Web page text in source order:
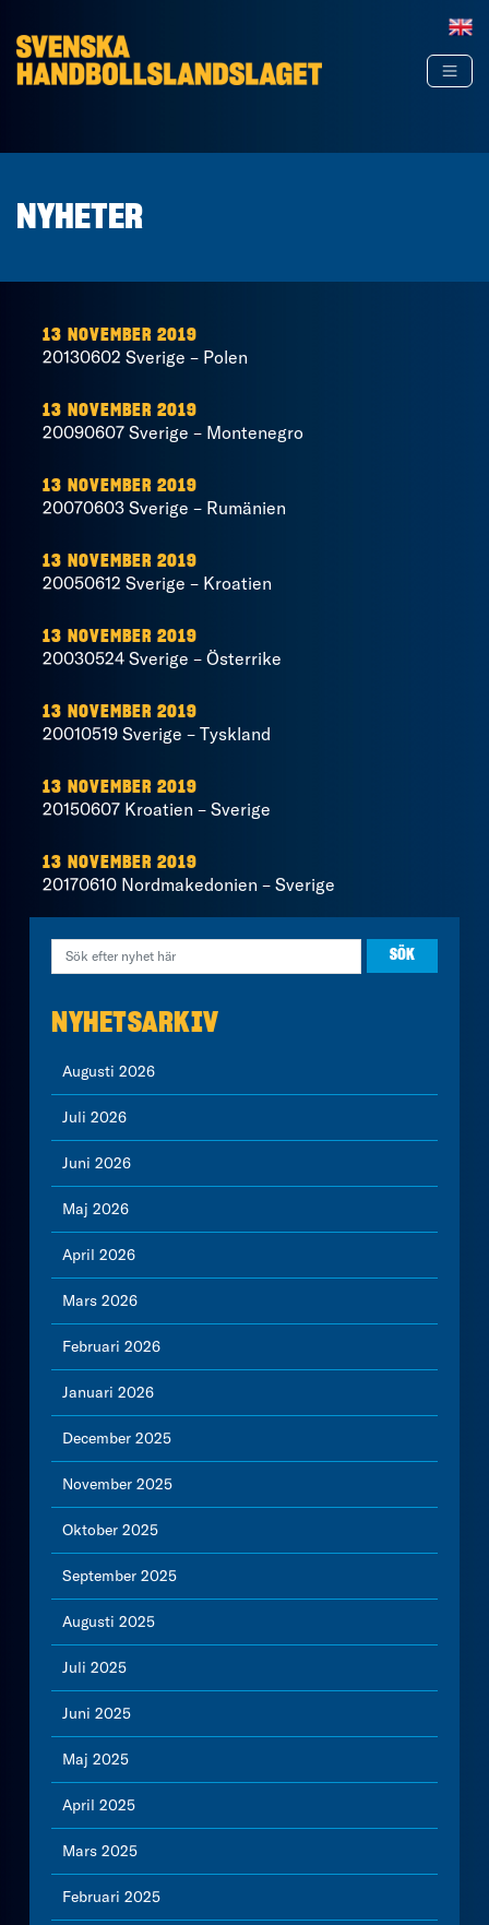
NYHETER
13 NOVEMBER 2019
20130602 Sverige – Polen
13 NOVEMBER 2019
20090607 Sverige – Montenegro
13 NOVEMBER 2019
20070603 Sverige – Rumänien
13 NOVEMBER 2019
20050612 Sverige – Kroatien
13 NOVEMBER 2019
20030524 Sverige – Österrike
13 NOVEMBER 2019
20010519 Sverige – Tyskland
13 NOVEMBER 2019
20150607 Kroatien – Sverige
13 NOVEMBER 2019
20170610 Nordmakedonien – Sverige
NYHETSARKIV
Augusti 2026
Juli 2026
Juni 2026
Maj 2026
April 2026
Mars 2026
Februari 2026
Januari 2026
December 2025
November 2025
Oktober 2025
September 2025
Augusti 2025
Juli 2025
Juni 2025
Maj 2025
April 2025
Mars 2025
Februari 2025